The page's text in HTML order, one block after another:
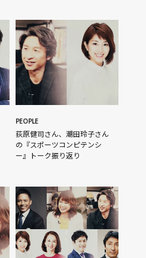
PEOPLE
荻原健司さん、潮田玲子さん
の『スポーツコンピテンシ
ー』トーク振り返り